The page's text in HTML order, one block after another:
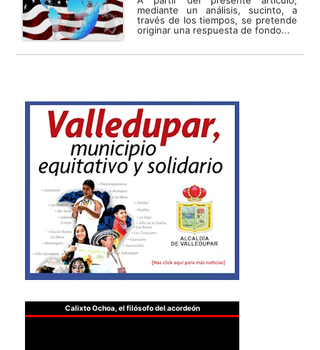
mediante un análisis, sucinto, a
través de los tiempos, se pretende
originar una respuesta de fondo...
Calixto Ochoa, el filósofo del acordeón